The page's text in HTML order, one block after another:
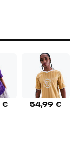
€ 54,99 €